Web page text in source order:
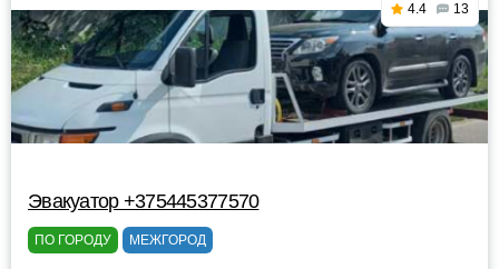
4.4 13
Эвакуатор +375445377570
ПО ГОРОДУ МЕЖГОРОД